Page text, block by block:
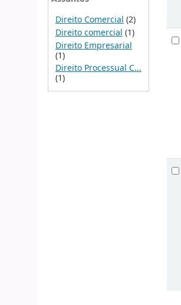
Direito Comercial (2)
Direito comercial (1)
Direito Empresarial
(1)
Direito Processual C...
(1)